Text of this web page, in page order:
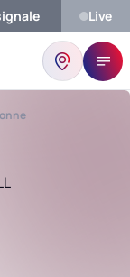
Live